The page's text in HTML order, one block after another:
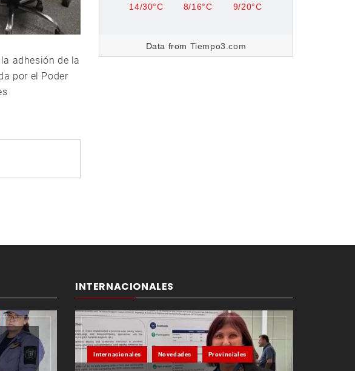
adhesión de la
por el Poder
14/30°C 8/16°C 9/20°C
Data from Tiempo3.com
INTERNACIONALES
Internacionales Novedades Provinciales